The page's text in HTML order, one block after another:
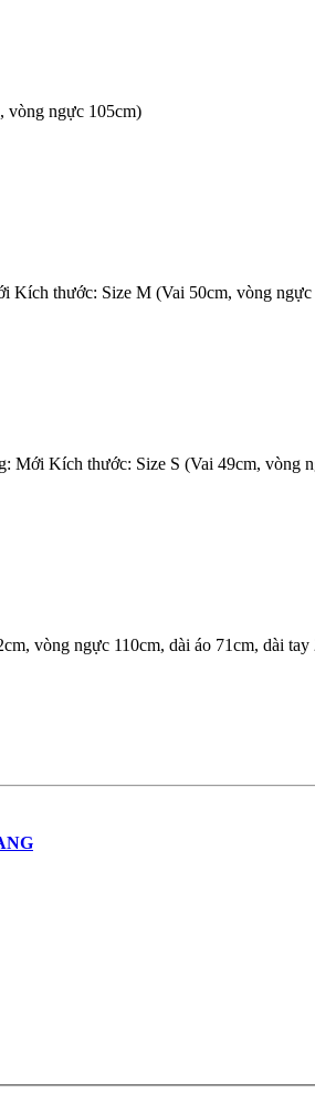
vòng ngực 105cm)
thước: Size M (Vai 50cm, vòng
Mới Kích thước: Size S (Vai 49cm, vòng
vòng ngực 110cm, dài áo 71cm, dài